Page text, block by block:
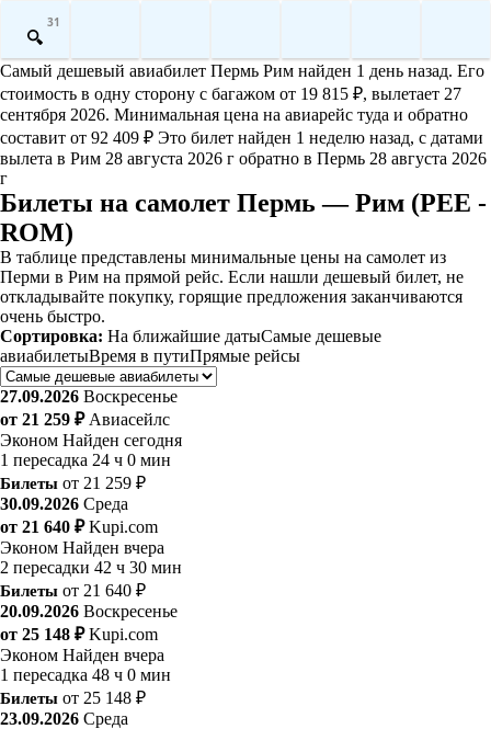
31
Самый дешевый авиабилет Пермь Рим найден 1 день назад. Его
стоимость в одну сторону с багажом от 19 815 ₽, вылетает 27
сентября 2026. Минимальная цена на авиарейс туда и обратно
составит от 92 409 ₽ Это билет найден 1 неделю назад, с датами
вылета в Рим 28 августа 2026 г обратно в Пермь 28 августа 2026
г
Билеты на самолет Пермь — Рим (PEE -
ROM)
В таблице представлены минимальные цены на самолет из
Перми в Рим на прямой рейс. Если нашли дешевый билет, не
откладывайте покупку, горящие предложения заканчиваются
очень быстро.
Сортировка: На ближайшие датыСамые дешевые
авиабилетыВремя в путиПрямые рейсы
27.09.2026 Воскресенье
от 21 259 ₽ Авиасейлс
Эконом Найден сегодня
1 пересадка 24 ч 0 мин
Билеты от 21 259 ₽
30.09.2026 Среда
от 21 640 ₽ Kupi.com
Эконом Найден вчера
2 пересадки 42 ч 30 мин
Билеты от 21 640 ₽
20.09.2026 Воскресенье
от 25 148 ₽ Kupi.com
Эконом Найден вчера
1 пересадка 48 ч 0 мин
Билеты от 25 148 ₽
23.09.2026 Среда